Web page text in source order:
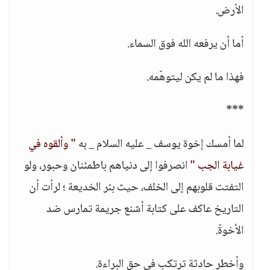
الأرض.
أما أن يرفعه الله فوق السماء.
فهذا ما لم يكن ليتوهّمه.
***
لما أمسك إخوة يوسف _ عليه السلام _ به" وألقوه في
غيابة الجب "انصرفوا إلى دنياهم باطمئنان وحبور، ولو
التفتت قلوبهم إلى الخلف، حيث بئر الخديعة ؛ لرأت أن
التاريخ عاكف على كتابة أشنع جريمة تمارس ضد
الأخوةّ.
وأخطر حادثة ترتكب في حق البراءة.